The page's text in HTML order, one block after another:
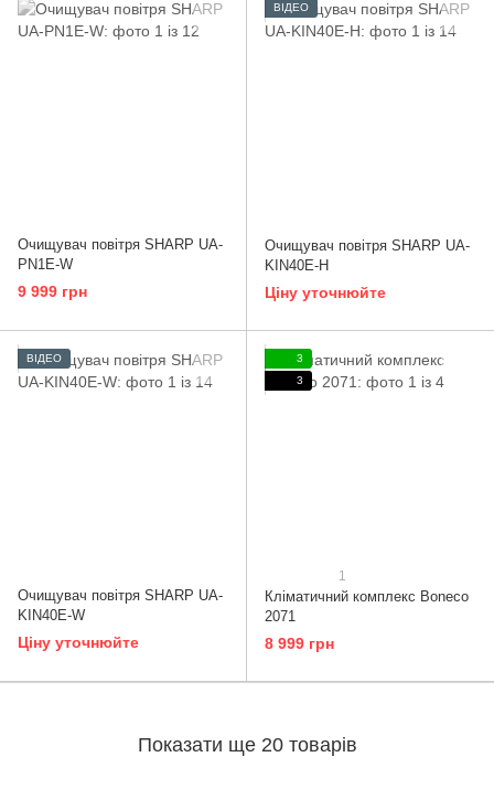
Очищувач повітря SHARP UA-
PN1E-W
9 999 грн
ВІДЕО
Очищувач повітря SHARP UA-
KIN40E-H
Ціну уточнюйте
ВІДЕО
Очищувач повітря SHARP UA-
KIN40E-W
Ціну уточнюйте
3
3
1
Кліматичний комплекс Boneco
2071
8 999 грн
Показати ще 20 товарів